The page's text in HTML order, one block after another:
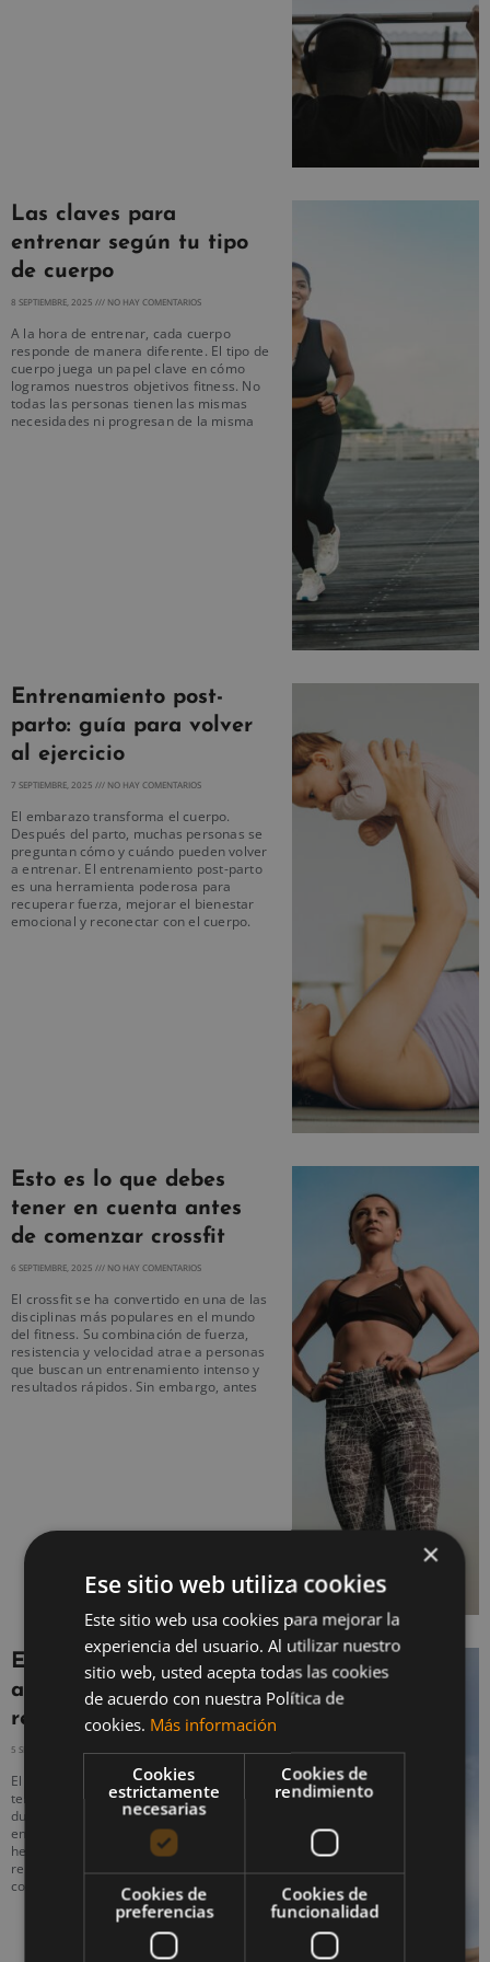
Las claves para
entrenar según tu tipo
de cuerpo
8 SEPTIEMBRE, 2025 NO HAY COMENTARIOS
A la hora de entrenar, cada cuerpo
responde de manera diferente. El tipo de
cuerpo juega un papel clave en cómo
logramos nuestros objetivos fitness. No
todas las personas tienen las mismas
necesidades ni progresan de la misma
Entrenamiento post-
parto: guía para volver
al ejercicio
7 SEPTIEMBRE, 2025 NO HAY COMENTARIOS
El embarazo transforma el cuerpo.
Después del parto, muchas personas se
preguntan cómo y cuándo pueden volver
a entrenar. El entrenamiento post-parto
es una herramienta poderosa para
recuperar fuerza, mejorar el bienestar
emocional y reconectar con el cuerpo.
Esto es lo que debes
tener en cuenta antes
de comenzar crossfit
6 SEPTIEMBRE, 2025 NO HAY COMENTARIOS
El crossfit se ha convertido en una de las
disciplinas más populares en el mundo
del fitness. Su combinación de fuerza,
resistencia y velocidad atrae a personas
que buscan un entrenamiento intenso y
resultados rápidos. Sin embargo, antes
Entrenamiento en
altitud: ¿mito o ventaja
real?
5 SEPTIEMBRE, 2025
El entrenamiento en altitud ha sido un
tema de debate en el mundo del deporte
durante años. Algunos atletas y
entrenadores lo consideran una
herramienta poderosa para mejorar el
rendimiento, mientras que otros lo ven
como un mito
×
Ese sitio web utiliza cookies
Este sitio web usa cookies para mejorar la
experiencia del usuario. Al utilizar nuestro
sitio web, usted acepta todas las cookies
de acuerdo con nuestra Política de
cookies. Más información
Cookies
estrictamente
necesarias
Cookies de
rendimiento
Cookies de
preferencias
Cookies de
funcionalidad